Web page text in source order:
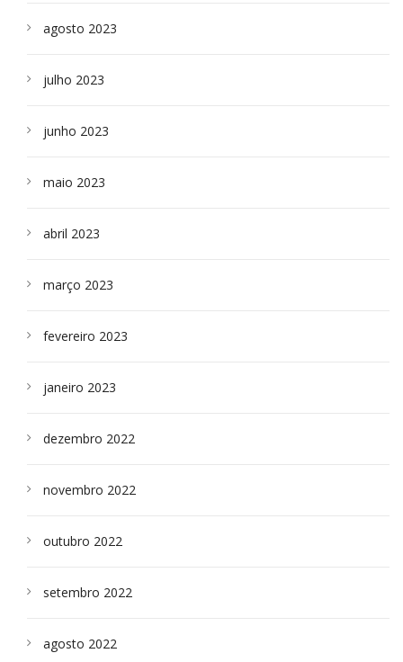
agosto 2023
julho 2023
junho 2023
maio 2023
abril 2023
março 2023
fevereiro 2023
janeiro 2023
dezembro 2022
novembro 2022
outubro 2022
setembro 2022
agosto 2022